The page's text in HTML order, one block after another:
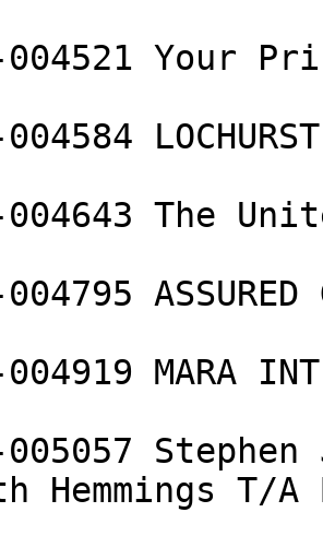
004521 Your
004643 The
ASSURED
MARA
005057
Hemmings T/A